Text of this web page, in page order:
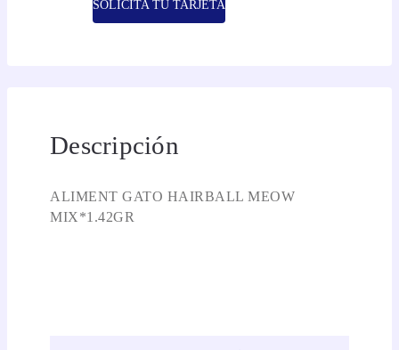
SOLICITA TU TARJETA
Descripción
ALIMENT GATO HAIRBALL MEOW
MIX*1.42GR